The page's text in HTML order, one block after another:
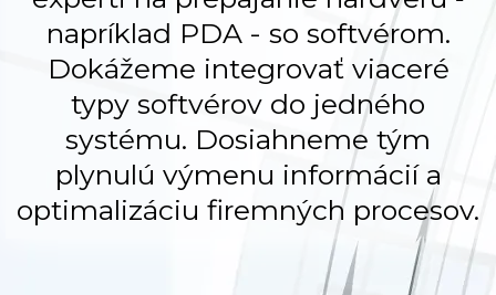
napríklad PDA - so softvérom.
Dokážeme integrovať viaceré
typy softvérov do jedného
systému. Dosiahneme tým
plynulú výmenu informácií a
optimalizáciu firemných procesov.